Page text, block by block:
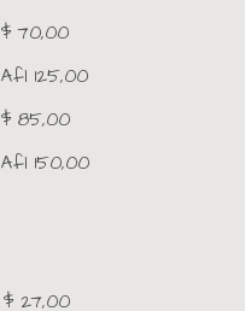
$ 70,00
Afl 125,00
$ 85,00
Afl 150,00
$ 27,00